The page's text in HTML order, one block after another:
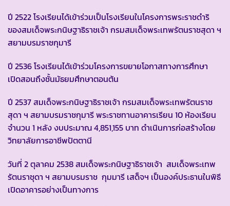
ปี 2522 โรงเรียนได้เข้าร่วมเป็นโรงเรียนในโครงการพระราชดำริ
ของสมเด็จพระกนิษฐาธิราชเจ้า กรมสมเด็จพระเทพรัตนราชสุดา ฯ
สยามบรมราชกุมารี
ปี 2536 โรงเรียนได้เข้าร่วมโครงการขยายโอกาสทางการศึกษา
เปิดสอนถึงชั้นมัธยมศึกษาตอนต้น
ปี 2537 สมเด็จพระกนิษฐาธิราชเจ้า กรมสมเด็จพระเทพรัตนราช
สุดา ฯ สยามบรมราชกุมารี พระราชทานอาคารเรียน 10 ห้องเรียน
จำนวน 1 หลัง งบประมาณ 4,851,155 บาท ดำเนินการก่อสร้างโดย
วิทยาลัยการอาชีพปัตตานี
วันที่ 2 ตุลาคม 2538 สมเด็จพระกนิษฐาธิราชเจ้า สมเด็จพระเทพ
รัตนราชุดา ฯ สยามบรมราช กุมมารี เสด็จฯ เป็นองค์ประธานในพิธี
เปิดอาคารอย่างเป็นทางการ